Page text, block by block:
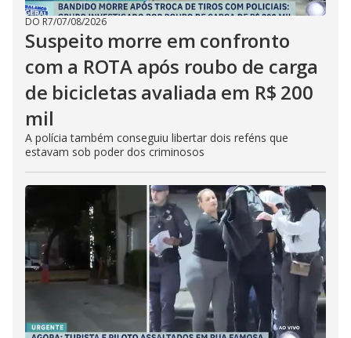
DO R7/07/08/2026
Suspeito morre em confronto
com a ROTA após roubo de carga
de bicicletas avaliada em R$ 200
mil
A polícia também conseguiu libertar dois reféns que
estavam sob poder dos criminosos